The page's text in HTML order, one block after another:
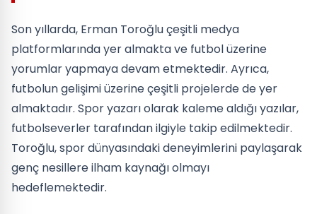
Son yıllarda, Erman Toroğlu çeşitli medya
platformlarında yer almakta ve futbol üzerine
yorumlar yapmaya devam etmektedir. Ayrıca,
futbolun gelişimi üzerine çeşitli projelerde de yer
almaktadır. Spor yazarı olarak kaleme aldığı yazılar,
futbolseverler tarafından ilgiyle takip edilmektedir.
Toroğlu, spor dünyasındaki deneyimlerini paylaşarak
genç nesillere ilham kaynağı olmayı
hedeflemektedir.